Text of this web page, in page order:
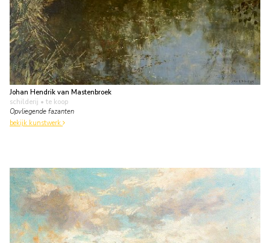
Johan Hendrik van Mastenbroek
schilderij • te koop
Opvliegende fazanten
bekijk kunstwerk